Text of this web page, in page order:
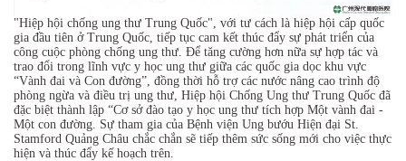
"Hiệp hội chống ung thư Trung Quốc", với tư cách là hiệp hội cấp quốc
gia đầu tiên ở Trung Quốc, tiếp tục cam kết thúc đẩy sự phát triển của
công cuộc phòng chống ung thư. Để tăng cường hơn nữa sự hợp tác và
trao đổi trong lĩnh vực y học ung thư giữa các quốc gia dọc khu vực
“Vành đai và Con đường”, đồng thời hỗ trợ các nước nâng cao trình độ
phòng ngừa và điều trị ung thư, Hiệp hội Chống Ung thư Trung Quốc đã
đặc biệt thành lập “Cơ sở đào tạo y học ung thư tích hợp Một vành đai -
Một con đường. Sự tham gia của Bệnh viện Ung bướu Hiện đại St.
Stamford Quảng Châu chắc chắn sẽ tiếp thêm sức sống mới cho việc thực
hiện và thúc đẩy kế hoạch trên.